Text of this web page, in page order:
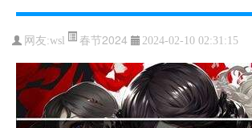
网友:wsl 春节2024 2024-02-10 02:31:15